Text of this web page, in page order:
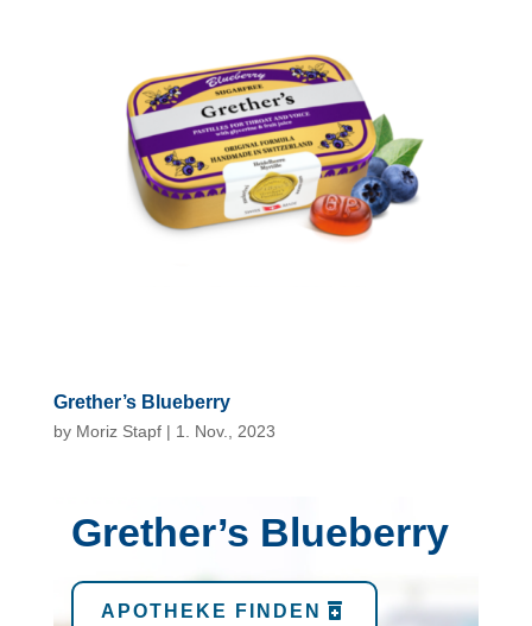
Grether’s Blueberry
by Moriz Stapf| 1. Nov., 2023
Grether’s Blueberry
APOTHEKE FINDEN